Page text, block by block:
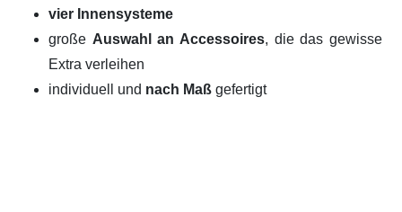
vier Innensysteme
große Auswahl an Accessoires, die das gewisse
Extra verleihen
individuell und nach Maßgefertigt